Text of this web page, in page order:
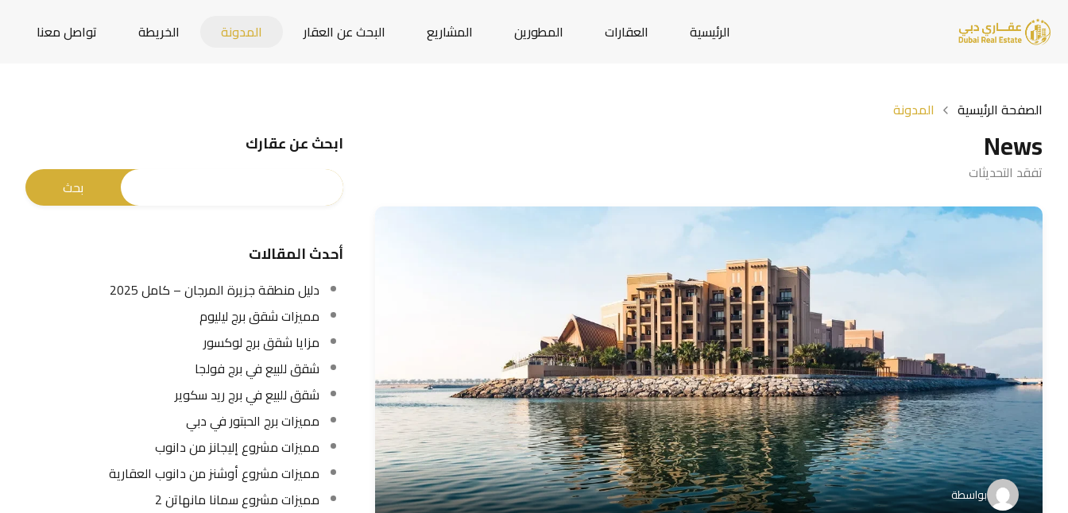
الرئيسية العقارات المطورين المشاريع البحث عن العقار المدونة الخريطة تواصل معنا
الصفحة الرئيسية المدونة
News
تفقد التحديثات
بواسطة
ابحث عن عقارك
أحدث المقالات
دليل منطقة جزيرة المرجان – كامل 2025
مميزات شقق برج ليليوم
مزايا شقق برج لوكسور
شقق للبيع في برج فولجا
شقق للبيع في برج ريد سكوير
مميزات برج الحبتور في دبي
مميزات مشروع إليجانز من دانوب
مميزات مشروع أوشنز من دانوب العقارية
مميزات مشروع سمانا مانهاتن 2